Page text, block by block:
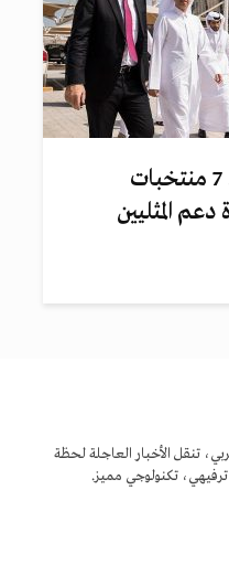
خشية عقوبات الفيفا.. 7 منتخبات
المثليين
تنقل الأخبار العاجلة لحظة
تكنولوجي مميز.